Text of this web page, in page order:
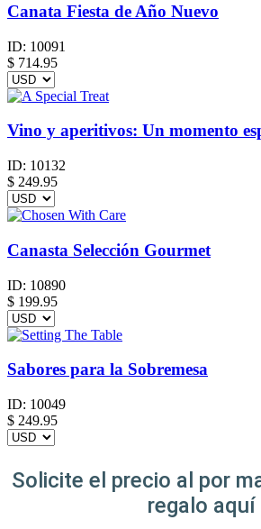
Canata Fiesta de Año Nuevo
ID: 10091
$ 714.95
Vino y aperitivos: Un momento
ID: 10132
$ 249.95
Canasta Selección Gourmet
ID: 10890
$ 199.95
Sabores para la Sobremesa
ID: 10049
$ 249.95
Solicite el precio al por
regalo aquí